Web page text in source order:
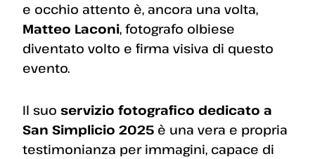
e occhio attento è, ancora una volta,
Matteo Laconi, fotografo olbiese
diventato volto e firma visiva di questo
evento.
Il suo servizio fotografico dedicato a
San Simplicio 2025 è una vera e propria
testimonianza per immagini, capace di